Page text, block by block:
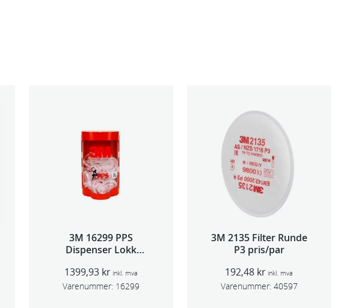
3M 16299 PPS
Dispenser Lokk
1399,93 kr inkl. mva
Varenummer: 16299
3M 2135 Filter Runde
P3 pris/par
192,48 kr inkl. mva
Varenummer: 40597